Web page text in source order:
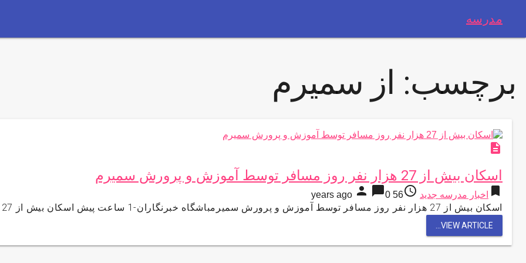
مدرسه
برچسب: از سمیرم
description
اسکان بیش از 27 هزار نفر روز مسافر توسط آموزش و پرورش سمیرم
bookmark اخبار مدرسه جدید access_time
56 years ago
person chat_bubble0
اسکان بیش از 27 هزار نفر روز مسافر توسط آموزش و پرورش سمیرمباشگاه خبرنگاران-1 ساعت پیش اسکان بیش از 27 …
VIEW ARTICLE...